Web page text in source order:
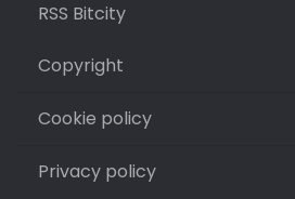
RSS Bitcity
Copyright
Cookie policy
Privacy policy